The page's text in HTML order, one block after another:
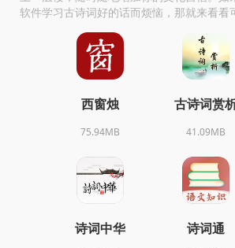
软件学习古诗词好的话而烦恼，那就来看看
西窗烛
75.94MB
古诗词赏
41.09MB
诗词中华 诗词通